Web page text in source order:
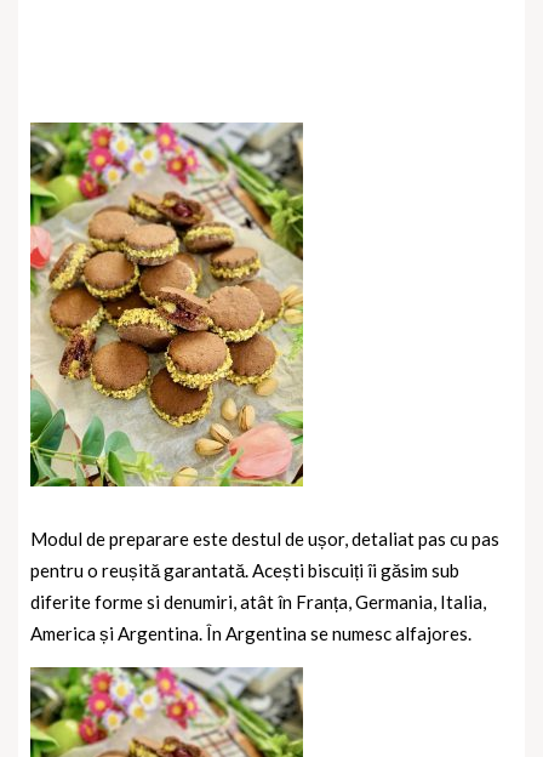
Modul de preparare este destul de ușor, detaliat pas cu pas
pentru o reușită garantată. Acești biscuiți îi găsim sub
diferite forme si denumiri, atât în Franța, Germania, Italia,
America și Argentina. În Argentina se numesc alfajores.